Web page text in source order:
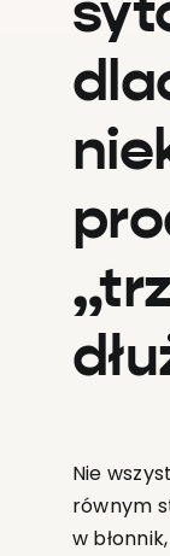
Nie
równym
w